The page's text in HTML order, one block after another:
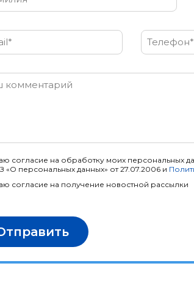
Телефон*
комментарий
согласие на обработку моих персональных
«О персональных данных» от 27.07.2006 и
согласие на получение новостной рассылки